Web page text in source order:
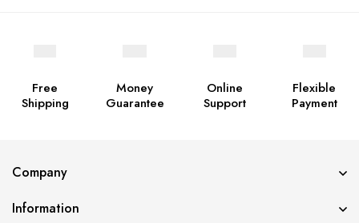
Free
Shipping
Money
Guarantee
Online
Support
Flexible
Payment
Company
Information